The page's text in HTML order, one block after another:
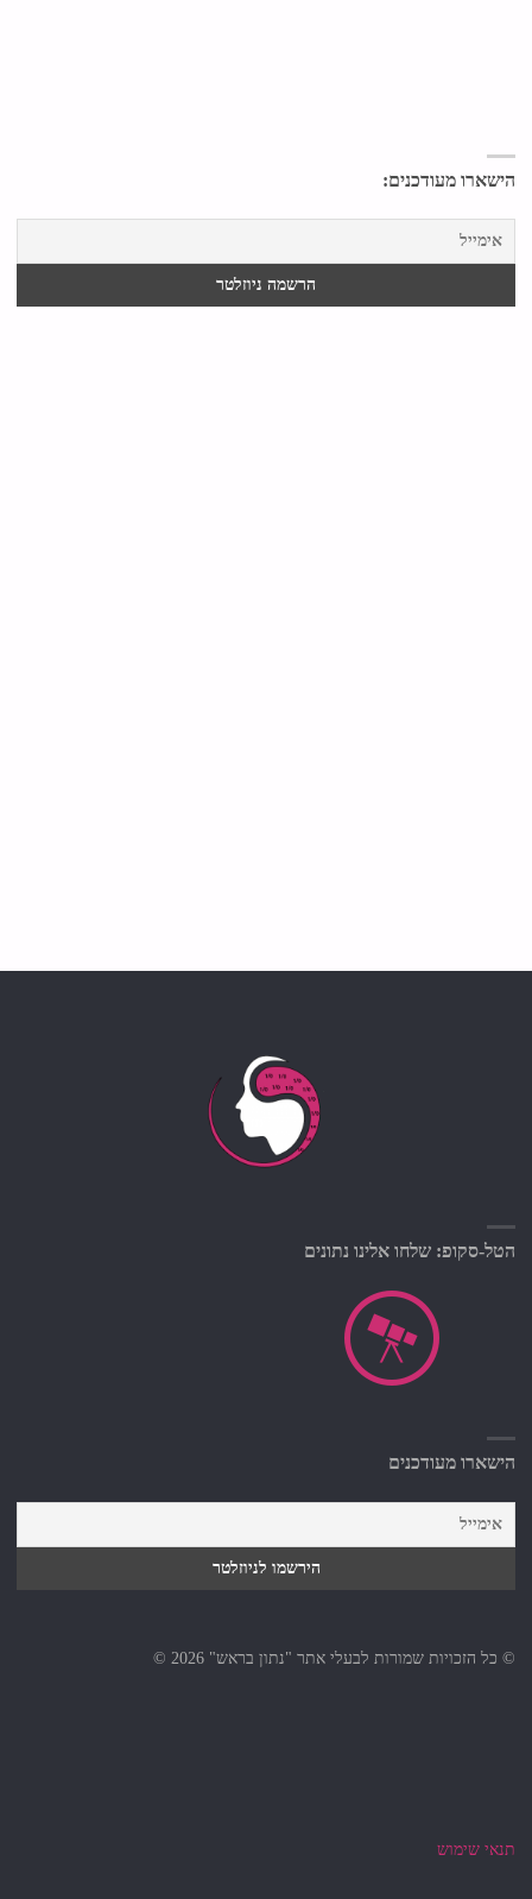
הישארו מעודכנים:
הטל-סקופ: שלחו אלינו נתונים
הישארו מעודכנים
© כל הזכויות שמורות לבעלי אתר "נתון בראש" 2026 ©
תנאי שימוש